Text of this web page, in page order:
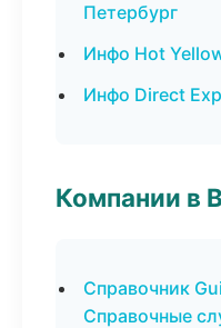
Петербург
Инфо Hot
Инфо Direct
Компании в
Справочник
Справочные